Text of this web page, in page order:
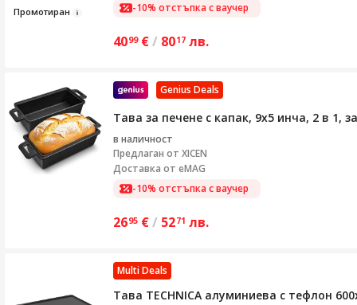
Промотиран
-10% отстъпка с ваучер
4099 €/ 8017 лв.
Genius Deals
Тава за печене с капак, 9x5 инча, 2 в 1,
в наличност
Предлаган от XICEN
Доставка от eMAG
-10% отстъпка с ваучер
2695 €/ 5271 лв.
Multi Deals
Тава TECHNICA алуминиева с тефлон